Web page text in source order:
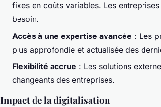
fixes en coûts variables. Les
besoin.
Accès à une expertise avancée : Les
plus approfondie et actualisée des
Flexibilité accrue : Les solutions
changeants des entreprises.
Impact de la digitalisation